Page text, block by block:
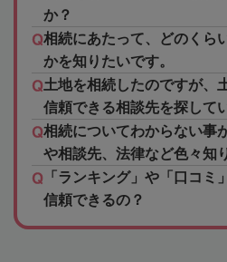
か？
相続にあたって、どのくら
かを知りたいです。
土地を相続したのですが、
信頼できる相談先を探して
相続についてわからない事
や相談先、法律など色々知
「ランキング」や「口コミ
信頼できるの？